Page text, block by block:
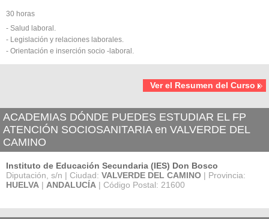
30 horas
- Salud laboral.
- Legislación y relaciones laborales.
- Orientación e inserción socio -laboral.
Ver el Resumen del Curso
ACADEMIAS DÓNDE PUEDES ESTUDIAR EL FP
ATENCIÓN SOCIOSANITARIA en VALVERDE DEL
CAMINO
Instituto de Educación Secundaria (IES) Don Bosco
Diputación, s/n | Ciudad: VALVERDE DEL CAMINO | Provincia:
HUELVA | ANDALUCÍA | Código Postal: 21600